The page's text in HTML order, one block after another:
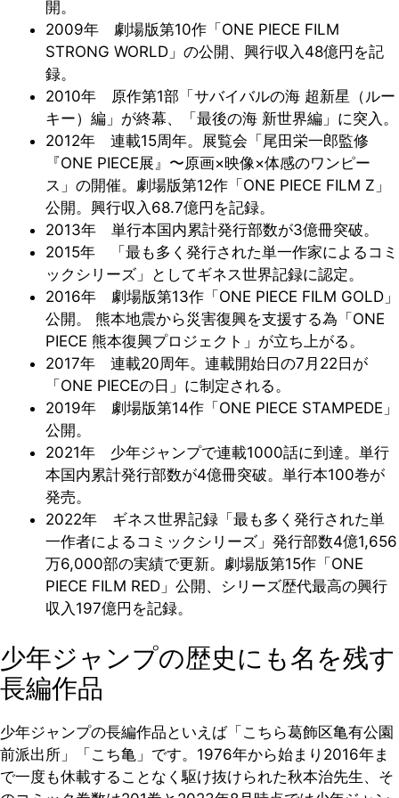
開。
2009年 劇場版第10作「ONE PIECE FILM
STRONG WORLD」の公開、興行収入48億円を記
録。
2010年 原作第1部「サバイバルの海 超新星（ルー
キー）編」が終幕、「最後の海 新世界編」に突入。
2012年 連載15周年。展覧会「尾田栄一郎監修
『ONE PIECE展』〜原画×映像×体感のワンピー
ス」の開催。劇場版第12作「ONE PIECE FILM Z」
公開。興行収入68.7億円を記録。
2013年 単行本国内累計発行部数が3億冊突破。
2015年 「最も多く発行された単一作家によるコミ
ックシリーズ」としてギネス世界記録に認定。
2016年 劇場版第13作「ONE PIECE FILM GOLD」
公開。 熊本地震から災害復興を支援する為「ONE
PIECE 熊本復興プロジェクト」が立ち上がる。
2017年 連載20周年。連載開始日の7月22日が
「ONE PIECEの日」に制定される。
2019年 劇場版第14作「ONE PIECE STAMPEDE」
公開。
2021年 少年ジャンプで連載1000話に到達。単行
本国内累計発行部数が4億冊突破。単行本100巻が
発売。
2022年 ギネス世界記録「最も多く発行された単
一作者によるコミックシリーズ」発行部数4億1,656
万6,000部の実績で更新。劇場版第15作「ONE
PIECE FILM RED」公開、シリーズ歴代最高の興行
収入197億円を記録。
少年ジャンプの歴史にも名を残す
長編作品
少年ジャンプの長編作品といえば「こちら葛飾区亀有公園
前派出所」「こち亀」です。1976年から始まり2016年ま
で一度も休載することなく駆け抜けられた秋本治先生、そ